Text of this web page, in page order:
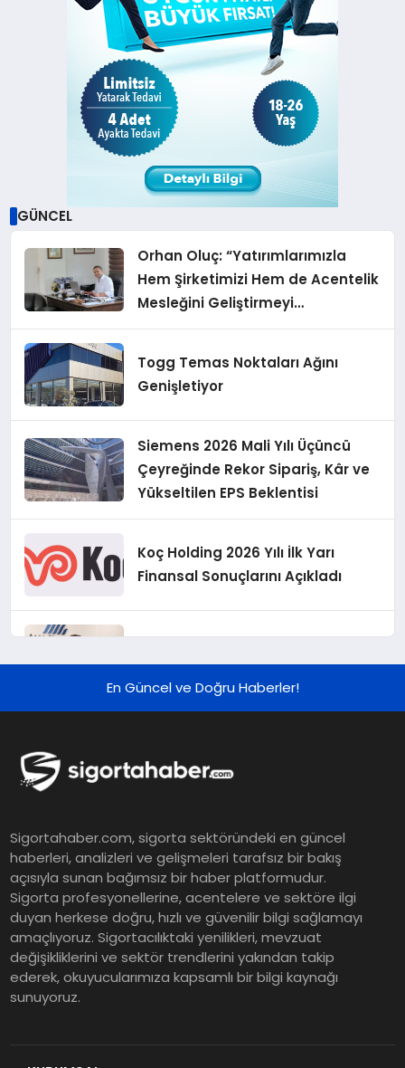
GÜNCEL
Orhan Oluç: “Yatırımlarımızla
Hem Şirketimizi Hem de Acentelik
Mesleğini Geliştirmeyi
Hedefliyoruz”
Togg Temas Noktaları Ağını
Genişletiyor
Siemens 2026 Mali Yılı Üçüncü
Çeyreğinde Rekor Sipariş, Kâr ve
Yükseltilen EPS Beklentisi
Koç Holding 2026 Yılı İlk Yarı
Finansal Sonuçlarını Açıkladı
Grup Müdürü Olarak Atandı
ürünleri uzun vadeyi tutuyor
Şekerbank 2026 İlk Yarı Finansal
Sonuçları
ING Türkiye 2026 Yılının İlk
Yarısına İlişkin Konsolide Finansal
Sonuçlarını Açıkladı
En Güncel ve Doğru Haberler!
Sigortahaber.com, sigorta sektöründeki en güncel
haberleri, analizleri ve gelişmeleri tarafsız bir bakış
açısıyla sunan bağımsız bir haber platformudur.
Sigorta profesyonellerine, acentelere ve sektöre ilgi
duyan herkese doğru, hızlı ve güvenilir bilgi sağlamayı
amaçlıyoruz. Sigortacılıktaki yenilikleri, mevzuat
değişikliklerini ve sektör trendlerini yakından takip
ederek, okuyucularımıza kapsamlı bir bilgi kaynağı
sunuyoruz.